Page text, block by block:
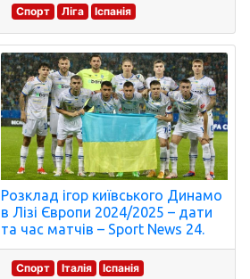
Спорт Ліга Іспанія
Розклад ігор київського Динамо
в Лізі Європи 2024/2025 – дати
та час матчів – Sport News 24.
Спорт Італія Іспанія